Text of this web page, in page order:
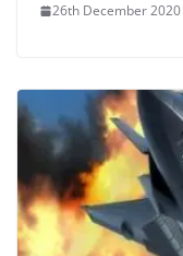
26th December 2020